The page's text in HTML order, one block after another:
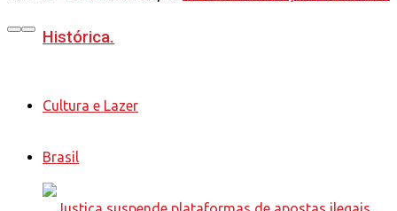
Histórica.
Cultura e Lazer
Brasil